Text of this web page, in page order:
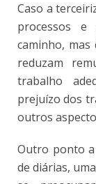
Caso a
processos
caminho, mas
reduzam
trabalho
prejuízo dos
outros
Outro ponto
de diárias,